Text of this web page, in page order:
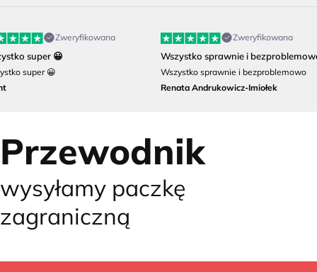
Zweryfikowana
super 😀
super 😀
Zweryfikowana
Wszystko sprawnie i
Wszystko sprawnie i bezproblemowo
Renata Andrukowicz-Imiołek
Przewodnik
wysyłamy paczkę
zagraniczną